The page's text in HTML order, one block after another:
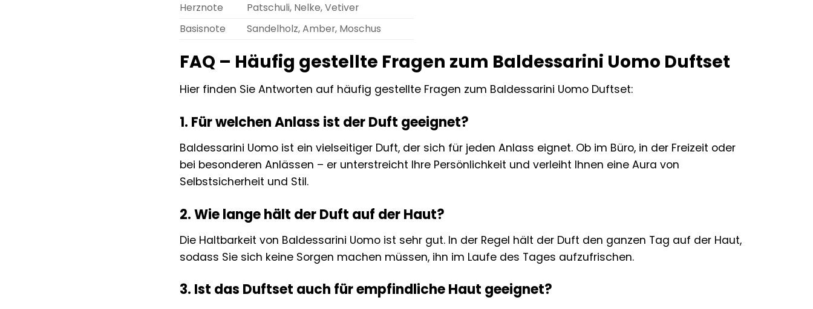
Herznote
Patschuli, Nelke, Vetiver
Basisnote
Sandelholz, Amber, Moschus
FAQ – Häufig gestellte Fragen zum Baldessarini Uomo Duftset
Hier finden Sie Antworten auf häufig gestellte Fragen zum Baldessarini Uomo Duftset:
1. Für welchen Anlass ist der Duft geeignet?
Baldessarini Uomo ist ein vielseitiger Duft, der sich für jeden Anlass eignet. Ob im Büro, in der Freizeit oder
bei besonderen Anlässen – er unterstreicht Ihre Persönlichkeit und verleiht Ihnen eine Aura von
Selbstsicherheit und Stil.
2. Wie lange hält der Duft auf der Haut?
Die Haltbarkeit von Baldessarini Uomo ist sehr gut. In der Regel hält der Duft den ganzen Tag auf der Haut,
sodass Sie sich keine Sorgen machen müssen, ihn im Laufe des Tages aufzufrischen.
3. Ist das Duftset auch für empfindliche Haut geeignet?